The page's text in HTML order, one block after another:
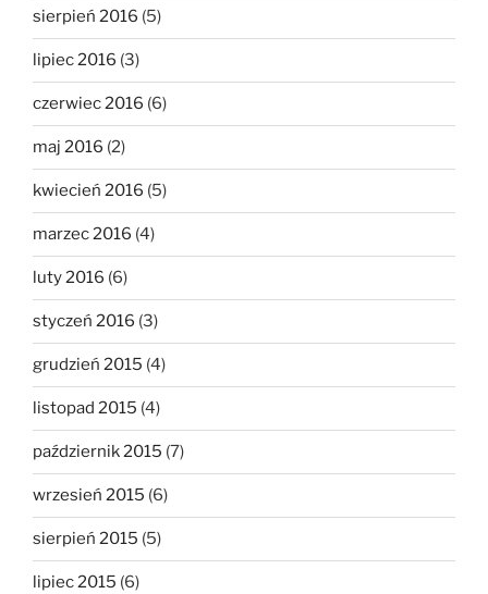
sierpień 2016 (5)
lipiec 2016 (3)
czerwiec 2016 (6)
maj 2016 (2)
kwiecień 2016 (5)
marzec 2016 (4)
luty 2016 (6)
styczeń 2016 (3)
grudzień 2015 (4)
listopad 2015 (4)
październik 2015 (7)
wrzesień 2015 (6)
sierpień 2015 (5)
lipiec 2015 (6)